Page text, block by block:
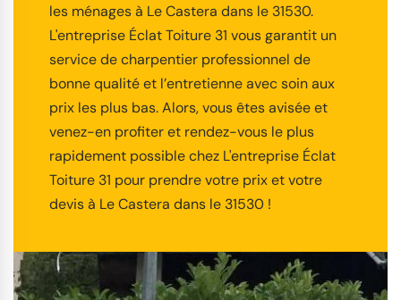
les ménages à Le Castera dans le 31530.
L'entreprise Éclat Toiture 31 vous garantit un
service de charpentier professionnel de
bonne qualité et l’entretienne avec soin aux
prix les plus bas. Alors, vous êtes avisée et
venez-en profiter et rendez-vous le plus
rapidement possible chez L'entreprise Éclat
Toiture 31 pour prendre votre prix et votre
devis à Le Castera dans le 31530 !